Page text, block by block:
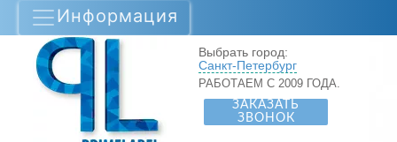
Информация
Выбрать город:
Санкт-Петербург
РАБОТАЕМ С 2009 ГОДА.
ЗАКАЗАТЬ
ЗВОНОК